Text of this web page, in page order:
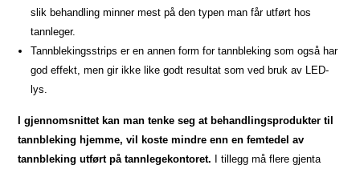
slik behandling minner mest på den typen man får utført hos
tannleger.
Tannblekingsstrips er en annen form for tannbleking som også har
god effekt, men gir ikke like godt resultat som ved bruk av LED-
lys.
I gjennomsnittet kan man tenke seg at behandlingsprodukter til
tannbleking hjemme, vil koste mindre enn en femtedel av
tannbleking utført på tannlegekontoret. I tillegg må flere gjenta